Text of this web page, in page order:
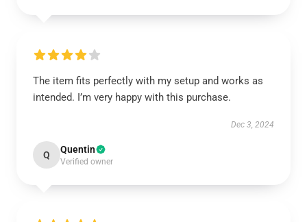
The item fits perfectly with my setup and works as
intended. I’m very happy with this purchase.
Dec 3, 2024
Q Quentin
Verified owner